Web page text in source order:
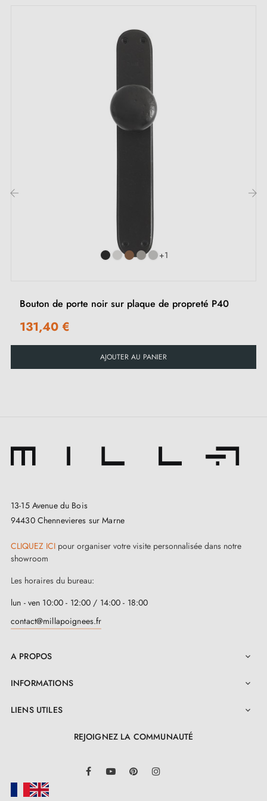
Convient aux portes de 44 mm d'épaisseur
Pour portes plus épaisses ou poignée de porte à
Jeu de vis à bois (sur demande spéciale)
Instruction de montage en Français
+1
Bouton de porte noir sur plaque de propreté P40
131,40 €
AJOUTER AU PANIER
13-15 Avenue du Bois
94430 Chennevieres sur Marne
CLIQUEZ ICI pour organiser votre visite personnalisée dans notre
showroom
Les horaires du bureau:
lun - ven 10:00 - 12:00 / 14:00 - 18:00
contact@millapoignees.fr
A PROPOS 
INFORMATIONS 
LIENS UTILES 
REJOIGNEZ LA COMMUNAUTÉ
FacebookYouTube Pinterest